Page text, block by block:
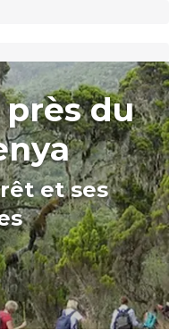
du
et ses